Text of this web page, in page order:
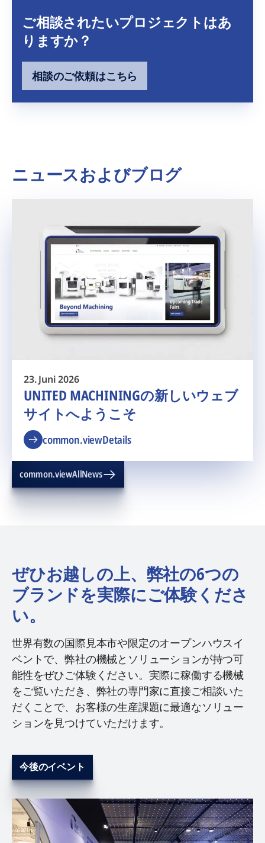
ご相談されたいプロジェクトはあ
りますか？
相談のご依頼はこちら
ニュースおよびブログ
23. Juni 2026
UNITED MACHININGの新しいウェブ
サイトへようこそ
common.viewDetails
common.viewAllNews
ぜひお越しの上、弊社の6つの
ブランドを実際にご体験くださ
い。
世界有数の国際見本市や限定のオープンハウスイ
ベントで、弊社の機械とソリューションが持つ可
能性をぜひご体験ください。実際に稼働する機械
をご覧いただき、弊社の専門家に直接ご相談いた
だくことで、お客様の生産課題に最適なソリュー
ションを見つけていただけます。
今後のイベント